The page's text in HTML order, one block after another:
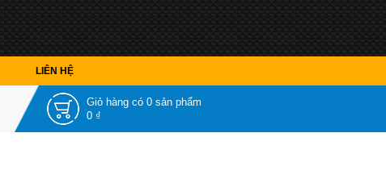
LIÊN HỆ
Giỏ hàng có 0 sản phẩm
0 ₫